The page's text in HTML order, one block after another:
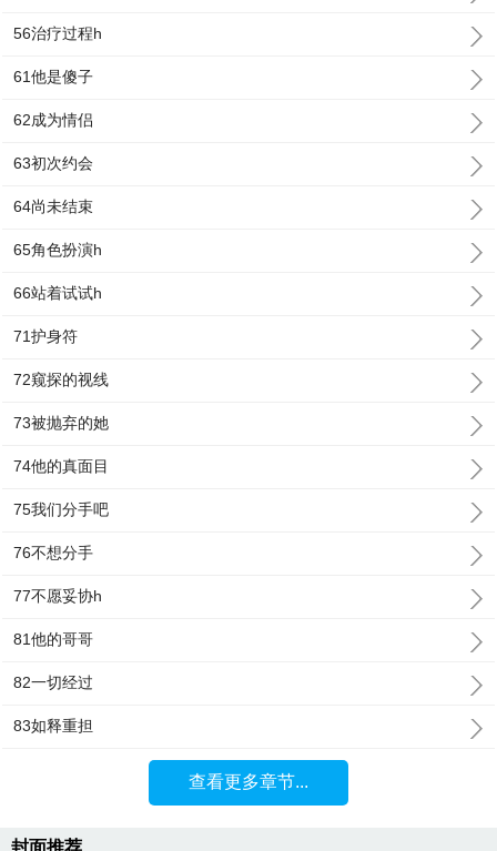
56治疗过程h
61他是傻子
62成为情侣
63初次约会
64尚未结束
65角色扮演h
66站着试试h
71护身符
72窥探的视线
73被抛弃的她
74他的真面目
75我们分手吧
76不想分手
77不愿妥协h
81他的哥哥
82一切经过
83如释重担
查看更多章节...
封面推荐